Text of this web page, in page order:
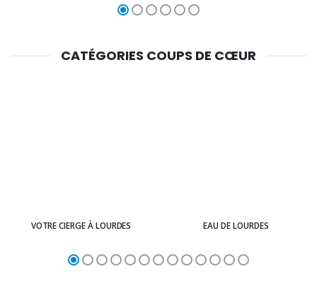
CATÉGORIES COUPS DE CŒUR
VOTRE CIERGE À LOURDES EAU DE LOURDES